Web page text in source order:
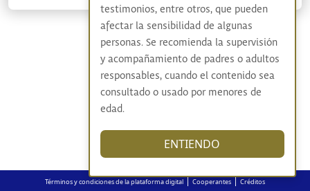
Términos y condiciones de la plataforma digital|Cooperantes|Créditos
testimonios, entre otros, que pueden
afectar la sensibilidad de algunas
personas. Se recomienda la supervisión
y acompañamiento de padres o adultos
responsables, cuando el contenido sea
consultado o usado por menores de
edad.
ENTIENDO